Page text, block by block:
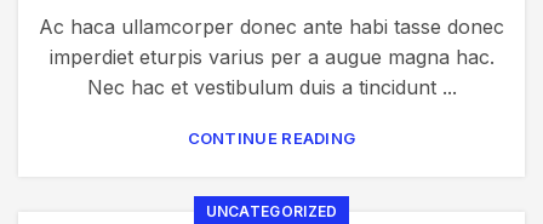
Ac haca ullamcorper donec ante habi tasse donec
imperdiet eturpis varius per a augue magna hac.
Nec hac et vestibulum duis a tincidunt ...
CONTINUE READING
UNCATEGORIZED